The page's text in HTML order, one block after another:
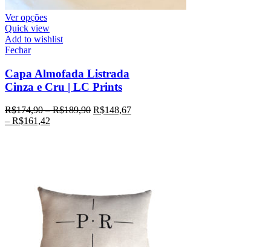
Ver opções
Quick view
Add to wishlist
Fechar
Capa Almofada Listrada
Cinza e Cru | LC Prints
R$174,90–R$189,90 R$148,67
– R$161,42